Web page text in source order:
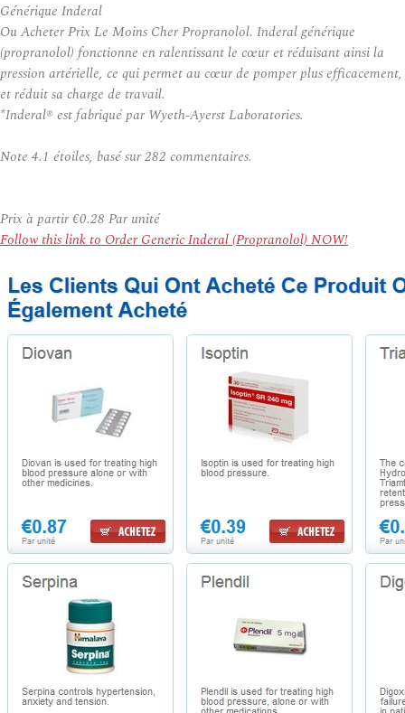
Générique Inderal
Ou Acheter Prix Le Moins Cher Propranolol. Inderal générique
(propranolol) fonctionne en ralentissant le cœur et réduisant ainsi la
pression artérielle, ce qui permet au cœur de pomper plus efficacement,
et réduit sa charge de travail.
*Inderal® est fabriqué par Wyeth-Ayerst Laboratories.
Note 4.1 étoiles, basé sur282 commentaires.
Prix à partir€0.28 Par unité
Follow this link to Order Generic Inderal (Propranolol) NOW!